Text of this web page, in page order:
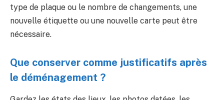
type de plaque ou le nombre de changements, une
nouvelle étiquette ou une nouvelle carte peut être
nécessaire.
Que conserver comme justificatifs après
le déménagement ?